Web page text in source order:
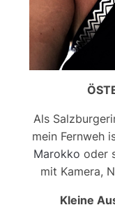
Als
mein Fernweh
Marokko oder
mit Kamera,
Kleine